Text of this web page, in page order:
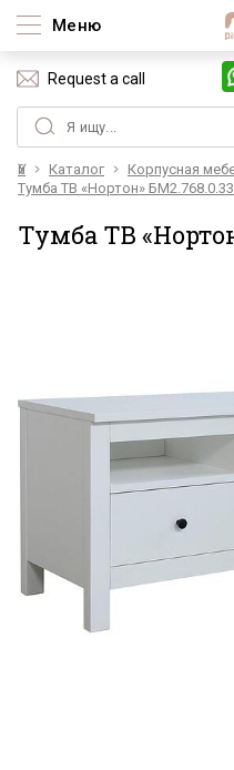
Меню
Request a call
Үй Каталог Корпусная
Тумба ТВ «Нортон» БМ2.768.0.33
Тумба ТВ